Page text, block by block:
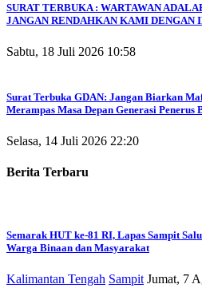
SURAT TERBUKA : WARTAWAN
JANGAN RENDAHKAN KAMI DENGAN
Sabtu, 18 Juli 2026 10:58
Surat Terbuka GDAN: Jangan Biarkan
Merampas Masa Depan Generasi Penerus
Selasa, 14 Juli 2026 22:20
Berita Terbaru
Semarak HUT ke-81 RI, Lapas Sampit
Warga Binaan dan Masyarakat
Kalimantan Tengah Sampit Jumat, 7